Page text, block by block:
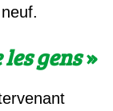
gens»